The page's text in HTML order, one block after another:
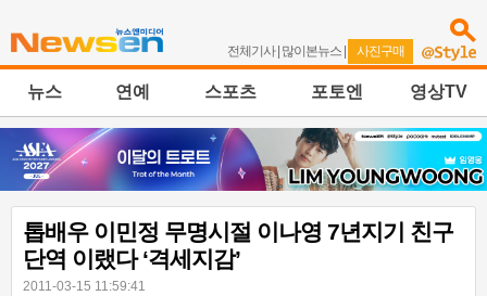
전체기사| 많이본뉴스 | 사진구매
뉴스 연예 스포츠 포토엔 영상TV
톱배우 이민정 무명시절 이나영 7년지기 친구
단역 이랬다 ‘격세지감’
2011-03-15 11:59:41